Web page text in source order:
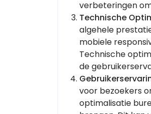
verbeteringen
Technische
algehele
mobiele
Technische
de
voor bezoekers
optimalisatie